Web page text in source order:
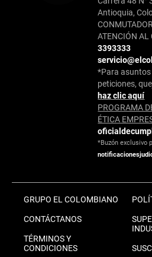
Antioquia,
ATENCIÓN AL
3393333
*Para
peticiones,
haz clic aquí
PROGRAMA
ÉTICA
*Buzón exclusivo
GRUPO EL COLOMBIANO
CONTÁCTANOS
TÉRMINOS Y
CONDICIONES